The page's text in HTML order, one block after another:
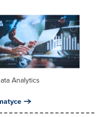
Analytics